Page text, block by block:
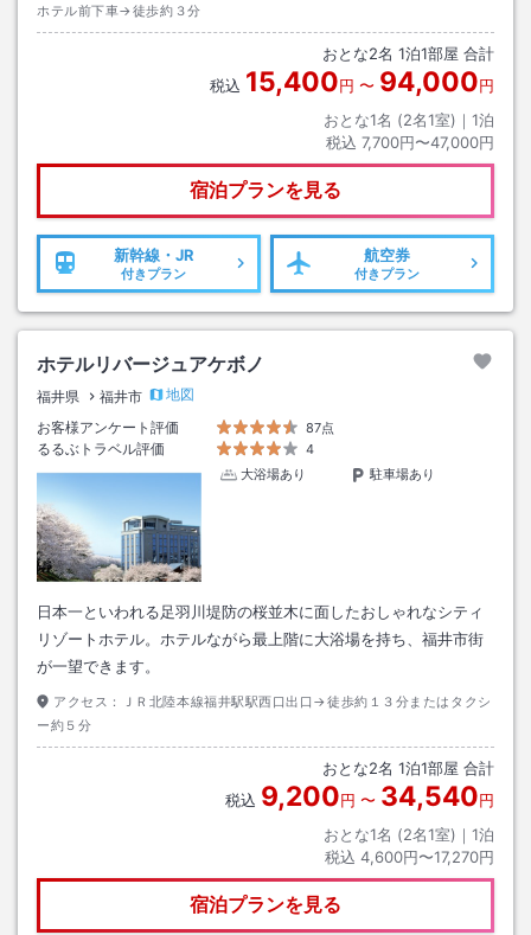
ホテル前下車→徒歩約３分
おとな2名 1泊1部屋 合計
税込 15,400円 〜 94,000円
おとな1名 (2名1室)｜ 1泊
税込 7,700円〜47,000円
宿泊プランを見る
新幹線・JR
付きプラン
航空券
付きプラン
ホテルリバージュアケボノ
福井県 福井市
地図
お客様アンケート評価
87点
るるぶトラベル評価
4
大浴場あり
駐車場あり
日本一といわれる足羽川堤防の桜並木に面したおしゃれなシティ
リゾートホテル。ホテルながら最上階に大浴場を持ち、福井市街
が一望できます。
アクセス：
ＪＲ北陸本線福井駅駅西口出口→徒歩約１３分またはタクシ
ー約５分
おとな2名 1泊1部屋 合計
税込 9,200円 〜 34,540円
おとな1名 (2名1室)｜ 1泊
税込 4,600円〜17,270円
宿泊プランを見る